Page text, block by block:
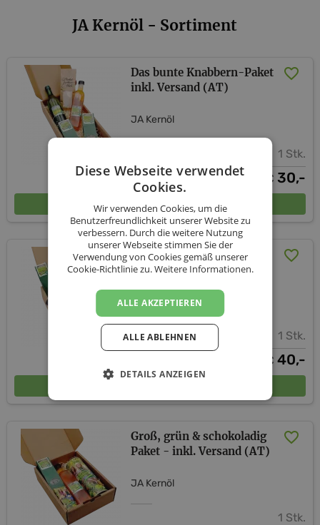
JA Kernöl - Sortiment
Das bunte Knabbern-Paket
inkl. Versand (AT)
JA Kernöl
1 Stk.
€ 30,-
In den Warenkorb
Das süße Knabbern-Paket
inkl. Versand (AT)
JA Kernöl
1 Stk.
€ 40,-
In den Warenkorb
Groß, grün & schokoladig
Paket - inkl. Versand (AT)
JA Kernöl
1 Stk.
Diese Webseite verwendet
Cookies.
Wir verwenden Cookies, um die
Benutzerfreundlichkeit unserer Website zu
verbessern. Durch die weitere Nutzung
unserer Webseite stimmen Sie der
Verwendung von Cookies gemäß unserer
Cookie-Richtlinie zu.Weitere Informationen.
ALLE AKZEPTIEREN
ALLE ABLEHNEN
DETAILS ANZEIGEN